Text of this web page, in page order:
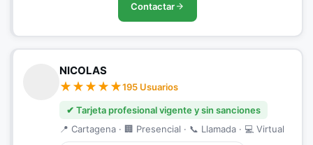
Contactar
NICOLAS
195 Usuarios
✔ Tarjeta profesional vigente y sin sanciones
📍 Cartagena · 🏢 Presencial · 📞 Llamada · 💻 Virtual